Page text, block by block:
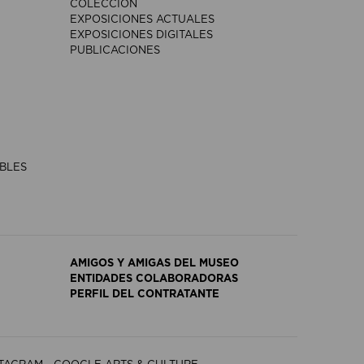
COLECCIÓN
EXPOSICIONES ACTUALES
EXPOSICIONES DIGITALES
PUBLICACIONES
AMIGOS Y AMIGAS DEL MUSEO
ENTIDADES COLABORADORAS
PERFIL DEL CONTRATANTE